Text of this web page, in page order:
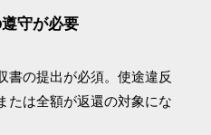
守が必要
書の提出が必須。使途違反
たは全額が返還の対象にな